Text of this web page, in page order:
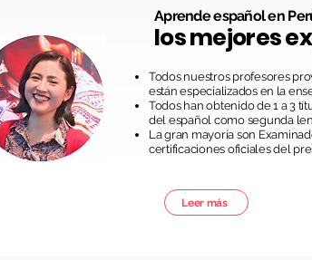
Aprende español en
los mejores
Todos nuestros profesores
están especializados en la
Todos han obtenido de 1 a 3
del español como segunda
La gran mayoría son
certificaciones oficiales del
Leer más